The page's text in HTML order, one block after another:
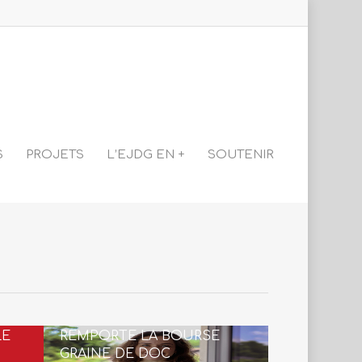
PROJETS L’EJDG EN + SOUTENIR
REMPORTE LA BOURSE
GRAINE DE DOC